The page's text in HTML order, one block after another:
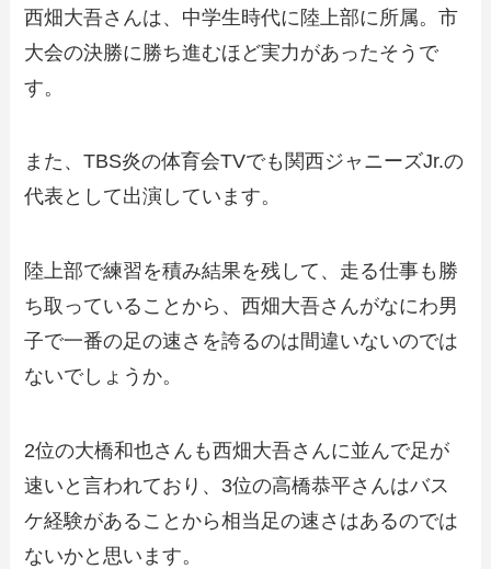
西畑大吾さんは、中学生時代に陸上部に所属。市
大会の決勝に勝ち進むほど実力があったそうで
す。
また、TBS炎の体育会TVでも関西ジャニーズJr.の
代表として出演しています。
陸上部で練習を積み結果を残して、走る仕事も勝
ち取っていることから、西畑大吾さんがなにわ男
子で一番の足の速さを誇るのは間違いないのでは
ないでしょうか。
2位の大橋和也さんも西畑大吾さんに並んで足が
速いと言われており、3位の高橋恭平さんはバス
ケ経験があることから相当足の速さはあるのでは
ないかと思います。